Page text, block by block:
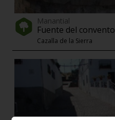
Manantial
Fuente del convento
Cazalla de la Sierra